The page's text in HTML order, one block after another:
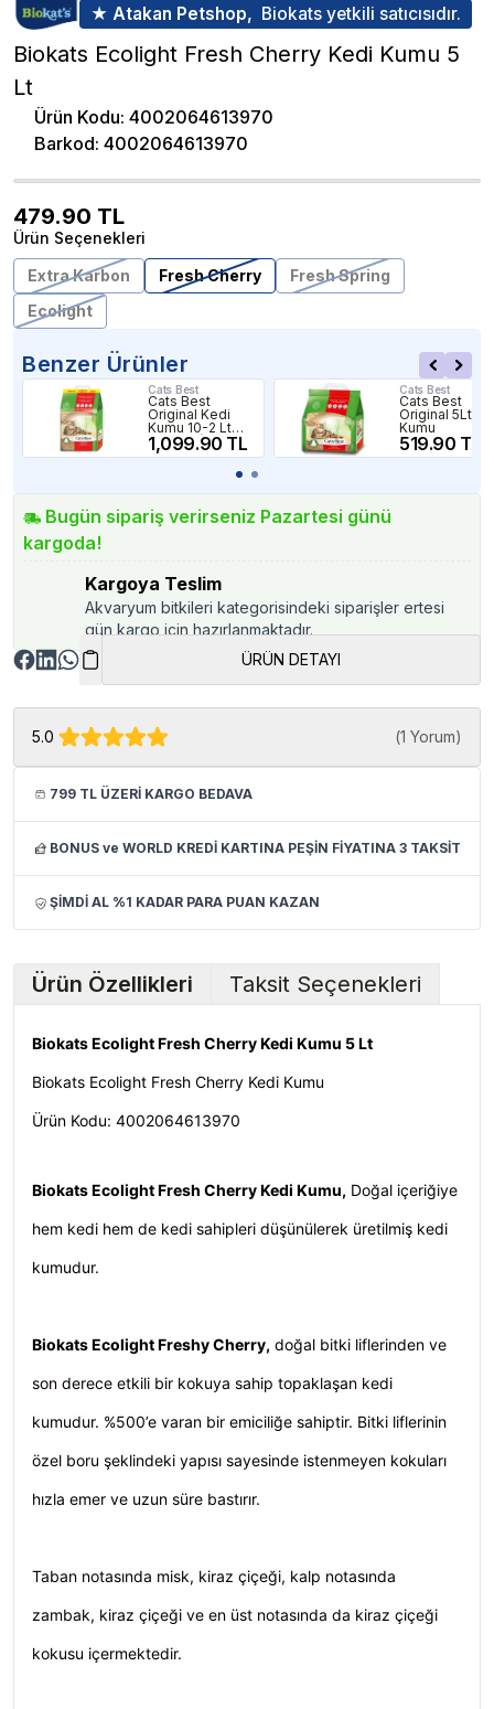
★ Atakan Petshop, Biokats yetkili satıcısıdır.
Biokats Ecolight Fresh Cherry Kedi Kumu 5
Lt
Ürün Kodu: 4002064613970
Barkod: 4002064613970
479.90 TL
Ürün Seçenekleri
Extra Karbon
Fresh Cherry
Fresh Spring
Ecolight
Benzer Ürünler
Cats Best
Cats Best
Original Kedi
Kumu 10-2 Lt
Hediye (5,2 Kg)
1,099.90 TL
Cats Best
Cats Best
Original 5Lt
Kumu
519.90 TL
Bugün sipariş verirseniz Pazartesi günü
kargoda!
Kargoya Teslim
Akvaryum bitkileri kategorisindeki siparişler ertesi
gün kargo için hazırlanmaktadır.
ÜRÜN DETAYI
5.0 (1 Yorum)
799 TL ÜZERİ KARGO BEDAVA
BONUS ve WORLD KREDİ KARTINA PEŞİN FİYATINA 3 TAKSİT
ŞİMDİ AL %1 KADAR PARA PUAN KAZAN
Ürün Özellikleri Taksit Seçenekleri
Biokats Ecolight Fresh Cherry Kedi Kumu 5 Lt
Biokats Ecolight Fresh Cherry Kedi Kumu
Ürün Kodu: 4002064613970
Biokats Ecolight Fresh Cherry Kedi Kumu, Doğal içeriğiye
hem kedi hem de kedi sahipleri düşünülerek üretilmiş kedi
kumudur.
Biokats Ecolight Freshy Cherry, doğal bitki liflerinden ve
son derece etkili bir kokuya sahip topaklaşan kedi
kumudur. %500’e varan bir emiciliğe sahiptir. Bitki liflerinin
özel boru şeklindeki yapısı sayesinde istenmeyen kokuları
hızla emer ve uzun süre bastırır.
Taban notasında misk, kiraz çiçeği, kalp notasında
zambak, kiraz çiçeği ve en üst notasında da kiraz çiçeği
kokusu içermektedir.